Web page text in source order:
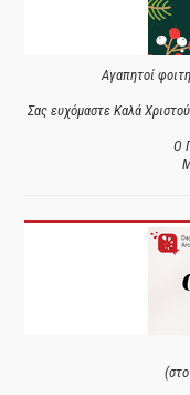
Αγαπητοί
Σας ευχόμαστε Καλά
Ο